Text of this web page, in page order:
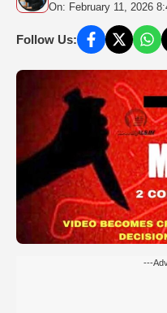
On: February 11, 2026
Follow Us:
---